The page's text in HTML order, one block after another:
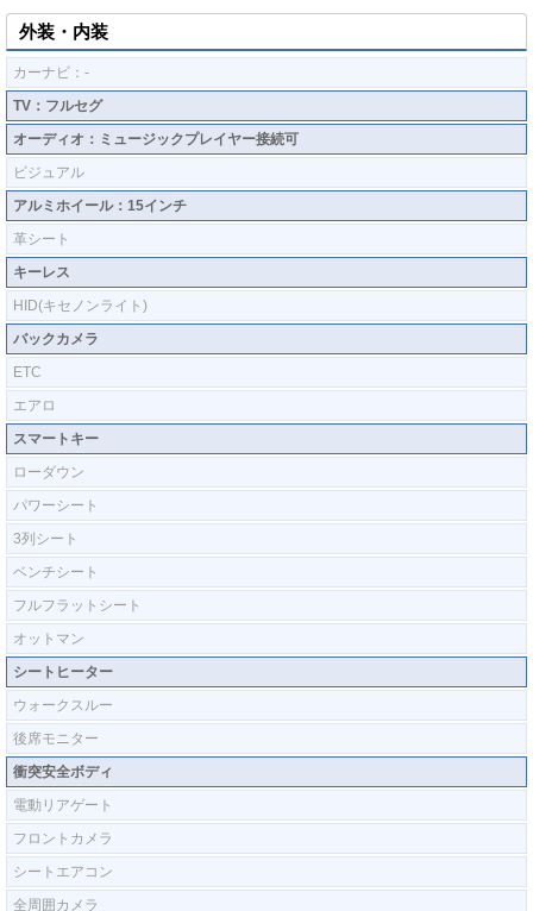
外装・内装
カーナビ：-
TV：フルセグ
オーディオ：ミュージックプレイヤー接続可
ビジュアル
アルミホイール：15インチ
革シート
キーレス
HID(キセノンライト)
バックカメラ
ETC
エアロ
スマートキー
ローダウン
パワーシート
3列シート
ベンチシート
フルフラットシート
オットマン
シートヒーター
ウォークスルー
後席モニター
衝突安全ボディ
電動リアゲート
フロントカメラ
シートエアコン
全周囲カメラ